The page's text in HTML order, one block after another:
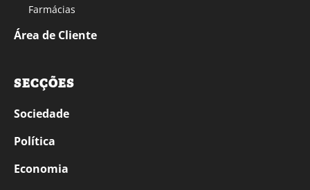
Farmácias
Área de Cliente
SECÇÕES
Sociedade
Política
Economia